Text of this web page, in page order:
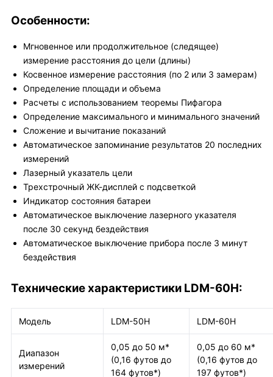
Особенности:
Мгновенное или продолжительное (следящее)
измерение расстояния до цели (длины)
Косвенное измерение расстояния (по 2 или 3 замерам)
Определение площади и объема
Расчеты с использованием теоремы Пифагора
Определение максимального и минимального значений
Сложение и вычитание показаний
Автоматическое запоминание результатов 20 последних
измерений
Лазерный указатель цели
Трехстрочный ЖК-дисплей с подсветкой
Индикатор состояния батареи
Автоматическое выключение лазерного указателя
после 30 секунд бездействия
Автоматическое выключение прибора после 3 минут
бездействия
Технические характеристики LDM-60H:
Модель LDM-50H LDM-60H
Диапазон
измерений
0,05 до 50 м*
(0,16 футов до
164 футов*)
0,05 до 60 м*
(0,16 футов до
197 футов*)